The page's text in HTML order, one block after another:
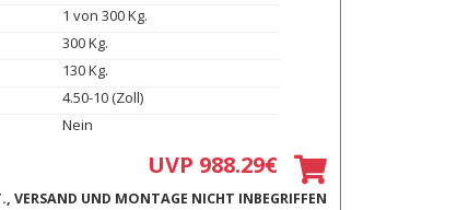
1 von 300 Kg.
300 Kg.
130 Kg.
4.50-10 (Zoll)
Nein
UVP 988.29€
VERSAND UND MONTAGE NICHT INBEGRIFFEN